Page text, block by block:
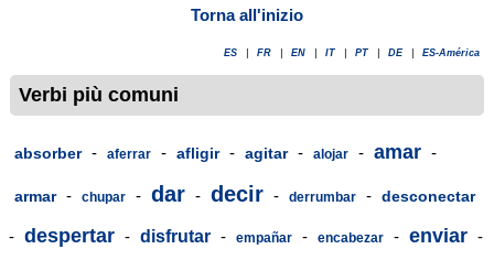
Torna all'inizio
ES FR EN IT PT DE ES-América
Verbi più comuni
absorber - aferrar - afligir - agitar - alojar - amar -
armar - chupar - dar - decir - derrumbar - desconectar
- despertar - disfrutar - empañar - encabezar - enviar -